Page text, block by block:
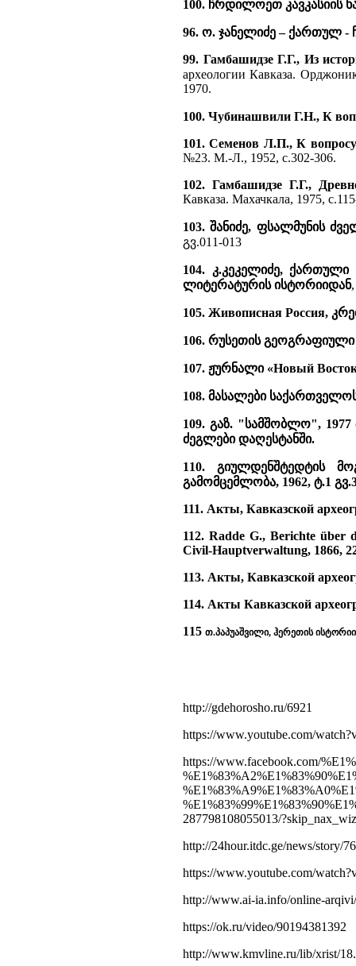
100. ჩრდილოეთ კავკასიის
96. ო. ჯანელიძე – ქართულ
99. Гамбашидзе Г.Г., Из
археологии Кавказа.
1970.
100. Чубинашвили Г.Н., К
101. Семенов Л.П., К
№23. М.-Л., 1952, с.302-306.
102. Гамбашидзе Г.Г.,
Кавказа. Махачкала, 1975,
103. შანიძე, ფსალმუნის
გვ.011-013
104. კ.კეკელიძე,
ლიტერატურის ისტორიიდან
105. Живописная Россия,
106. რუსეთის გეოგრაფიული
107. ჟურნალი «Новый
108. მასალები
109. გაზ. "სამშობლო",
ძეგლები დაღესტანში.
110. გიულდენშტედტის
გამომცემლობა, 1962, ტ.1
111. Акты, Кавказской
112. Radde G., Berichte über
Civil-Hauptverwaltung, 1866,
113. Акты, Кавказской
114. Акты Кавказской
115 თ.პაპუაშვილი, ჰერეთის
http://gdehorosho.ru/6921
https://www.youtube.com/
https://www.facebook.com/
287798108055013/
http://24hour.itdc.ge/news/story/
https://www.youtube.com/
http://www.ai-ia.info/online-
https://ok.ru/video/90194381392
http://www.kmvline.ru/lib/xrist/